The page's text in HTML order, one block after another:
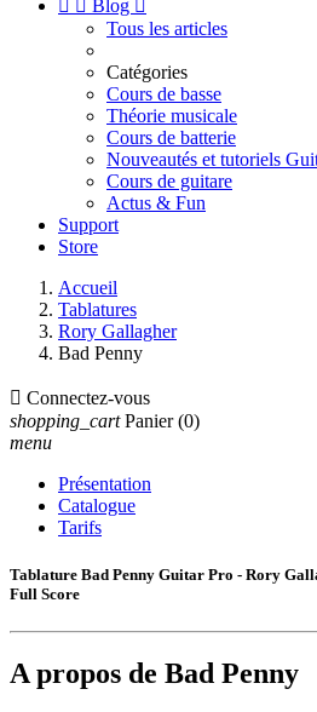
  Blog 
Tous les articles
Catégories
Cours de basse
Théorie musicale
Cours de batterie
Nouveautés et tutoriels
Cours de guitare
Actus & Fun
Support
Store
Accueil
Tablatures
Rory Gallagher
Bad Penny
 Connectez-vous
shopping_cart Panier (0)
menu
Présentation
Catalogue
Tarifs
Tablature Bad Penny Guitar Pro - Rory
Full Score
A propos de Bad Penny